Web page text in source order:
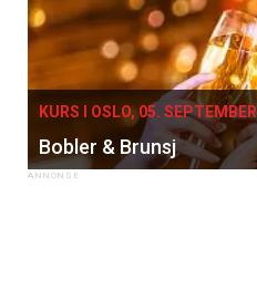
KURS I OSLO, 05. SEPTEMBER
Bobler & Brunsj